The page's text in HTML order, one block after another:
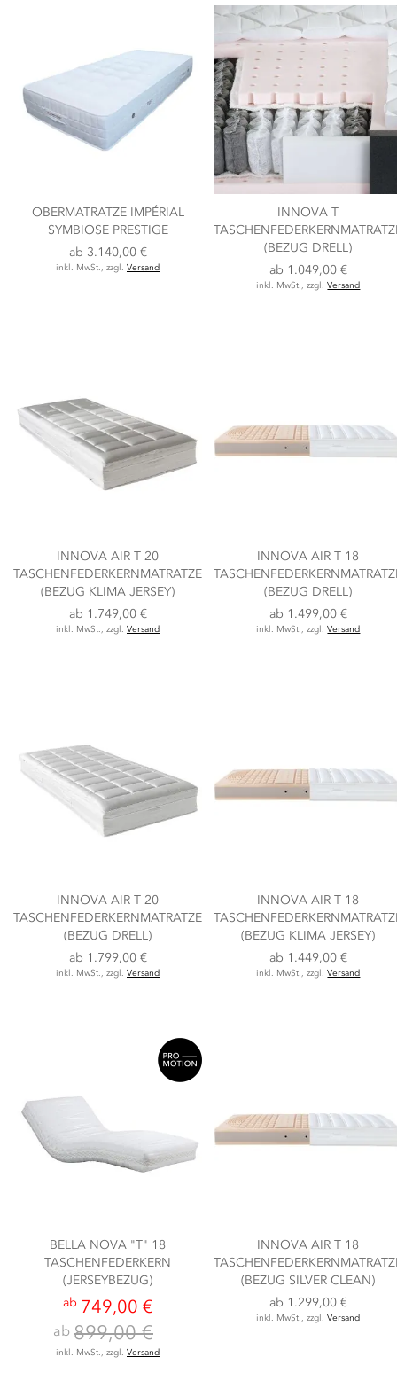
OBERMATRATZE IMPÉRIAL
SYMBIOSE PRESTIGE
ab 3.140,00 €
inkl. MwSt., zzgl. Versand
INNOVA T
(BEZUG DRELL)
ab 1.049,00 €
inkl. MwSt., zzgl.Versand
INNOVA AIR T 20
TASCHENFEDERKERNMATRATZE
(BEZUG KLIMA JERSEY)
ab 1.749,00 €
inkl. MwSt., zzgl. Versand
INNOVA AIR T 18
(BEZUG DRELL)
ab 1.499,00 €
inkl. MwSt., zzgl.Versand
INNOVA AIR T 20
TASCHENFEDERKERNMATRATZE
(BEZUG DRELL)
ab 1.799,00 €
inkl. MwSt., zzgl. Versand
INNOVA AIR T 18
(BEZUG KLIMA JERSEY)
ab 1.449,00 €
inkl. MwSt., zzgl.Versand
BELLA NOVA "T" 18
TASCHENFEDERKERN
(JERSEYBEZUG)
ab 749,00 €
ab 899,00 €
inkl. MwSt., zzgl. Versand
INNOVA AIR T 18
(BEZUG SILVER CLEAN)
ab 1.299,00 €
inkl. MwSt., zzgl.Versand